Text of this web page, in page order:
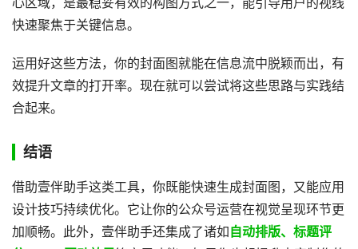
快速聚焦于关键信息。
运用好这些方法，你的封面图就能在信息流中脱颖而出，有
效提升文章的打开率。现在就可以尝试将这些思路与实践结
合起来。
结语
借助壹伴助手这类工具，你既能快速生成封面图，又能应用
设计技巧持续优化。它让你的公众号运营在视觉呈现环节更
加顺畅。此外，壹伴助手还集成了诸如自动排版、标题评